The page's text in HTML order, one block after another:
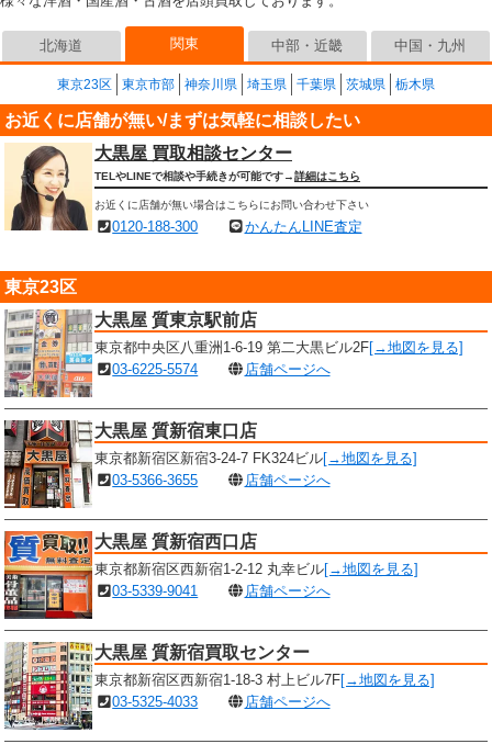
北海道 関東 中部・近畿 中国・九州
東京23区 東京市部 神奈川県 埼玉県 千葉県 茨城県 栃木県
お近くに店舗が無い/まずは気軽に相談したい
大黒屋 買取相談センター
TELやLINEで相談や手続きが可能です→詳細はこちら
お近くに店舗が無い場合はこちらにお問い合わせ下さい
0120-188-300 かんたんLINE査定
東京23区
大黒屋 質東京駅前店
東京都中央区八重洲1-6-19 第二大黒ビル2F[→地図を見る]
03-6225-5574
店舗ページへ
大黒屋 質新宿東口店
東京都新宿区新宿3-24-7 FK324ビル[→地図を見る]
03-5366-3655
店舗ページへ
大黒屋 質新宿西口店
東京都新宿区西新宿1-2-12 丸幸ビル[→地図を見る]
03-5339-9041
店舗ページへ
大黒屋 質新宿買取センター
東京都新宿区西新宿1-18-3 村上ビル7F[→地図を見る]
03-5325-4033
店舗ページへ